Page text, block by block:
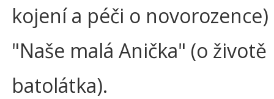
kojení a péči o
"Naše malá Anička" (o životě
batolátka).